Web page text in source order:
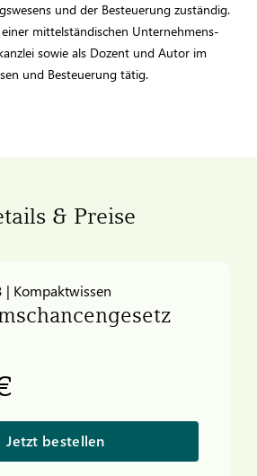
und der Besteuerung zuständig.
mittelständischen Unternehmens-
sowie als Dozent und Autor im
und Besteuerung tätig.
& Preise
Kompaktwissen
Jetzt bestellen